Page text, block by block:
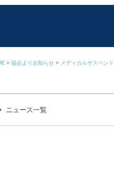
協会よりお知らせ メディカルサスペンド
ニュース一覧